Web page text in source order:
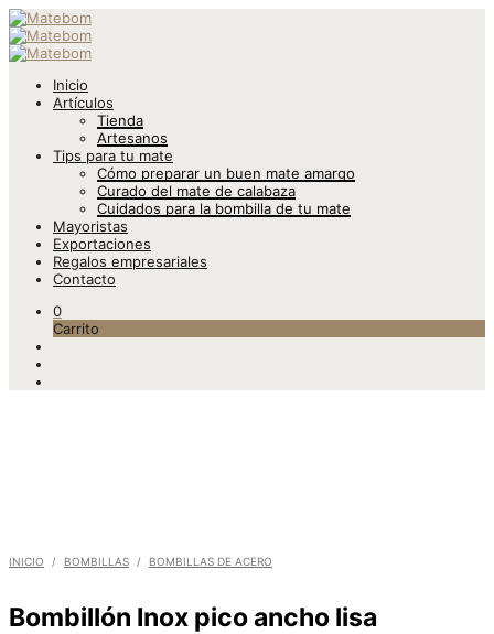
Inicio
Artículos
Tienda
Artesanos
Tips para tu mate
Cómo preparar un buen mate amargo
Curado del mate de calabaza
Cuidados para la bombilla de tu mate
Mayoristas
Exportaciones
Regalos empresariales
Contacto
0
Carrito
INICIO / BOMBILLAS / BOMBILLAS DE ACERO
Bombillón Inox pico ancho lisa